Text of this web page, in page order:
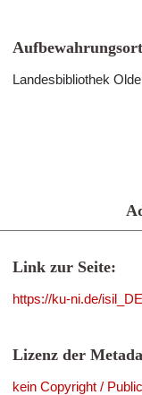
Landesbibliothek
Link zur Seite:
https://ku-ni.de/
Lizenz der
kein Copyright /